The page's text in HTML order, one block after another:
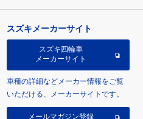
スズキメーカーサイト
スズキ四輪車
メーカーサイト
車種の詳細などメーカー情報をご覧
いただける、メーカーサイトです。
メールマガジン登録